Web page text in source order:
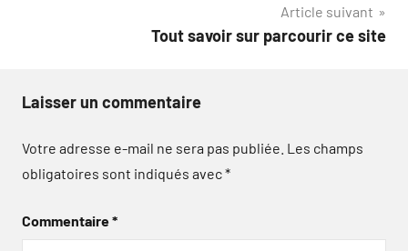
Article suivant
Tout savoir sur parcourir ce site
Laisser un commentaire
Votre adresse e-mail ne sera pas publiée. Les champs
obligatoires sont indiqués avec*
Commentaire*